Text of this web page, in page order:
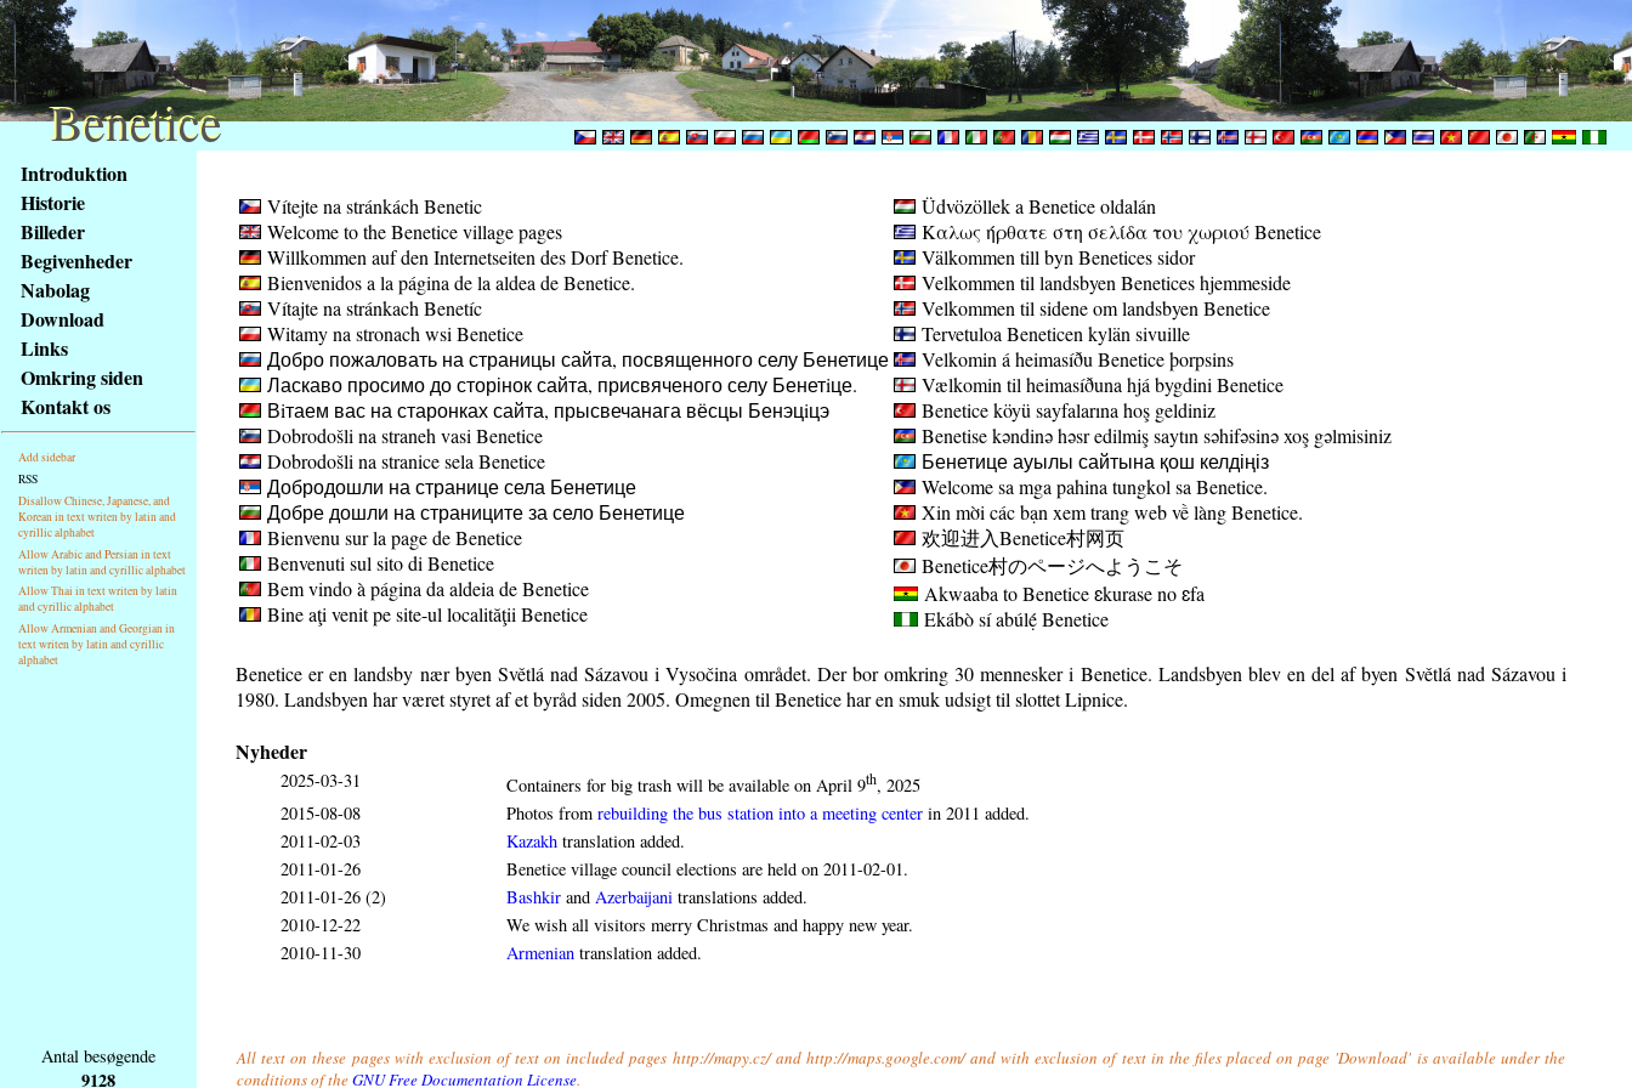
obsah
stránky
Klávesové
zkratky
tomto
webu
základní
Hlavní
strana
Introduktion
Historie
Billeder
Begivenheder
Nabolag
Download
Links
Omkring siden
Kontakt os
Add sidebar
RSS
Disallow Chinese, Japanese, and
Korean in text writen by latin and
cyrillic alphabet
Allow Arabic and Persian in text
writen by latin and cyrillic alphabet
Allow Thai in text writen by latin
and cyrillic alphabet
Allow Armenian and Georgian in
text writen by latin and cyrillic
alphabet
Vítejte na stránkách Benetic
Welcome to the Benetice village pages
Willkommen auf den Internetseiten des Dorf Benetice.
Bienvenidos a la página de la aldea de Benetice.
Vítajte na stránkach Benetíc
Witamy na stronach wsi Benetice
Добро пожаловать на страницы сайта, посвященного селу Бенетице
Ласкаво просимо до сторінок сайта, присвяченого селу Бенетiце.
Вiтаем вас на старонках сайта, прысвечанага вёсцы Бенэцiцэ
Dobrodošli na straneh vasi Benetice
Dobrodošli na stranice sela Benetice
Добродошли на странице села Бенетице
Добре дошли на страниците за село Бенетице
Bienvenu sur la page de Benetice
Benvenuti sul sito di Benetice
Bem vindo à página da aldeia de Benetice
Bine aţi venit pe site-ul localităţii Benetice
Üdvözöllek a Benetice oldalán
Καλως ήρθατε στη σελίδα του χωριού Benetice
Välkommen till byn Benetices sidor
Velkommen til landsbyen Benetices hjemmeside
Velkommen til sidene om landsbyen Benetice
Tervetuloa Beneticen kylän sivuille
Velkomin á heimasíðu Benetice þorpsins
Vælkomin til heimasíðuna hjá bygdini Benetice
Benetice köyü sayfalarına hoş geldiniz
Benetise kəndinə həsr edilmiş saytın səhifəsinə xoş gəlmisiniz
Бенетице ауылы сайтына қош келдіңіз
Welcome sa mga pahina tungkol sa Benetice.
Xin mời các bạn xem trang web về làng Benetice.
欢迎进入Benetice村网页
Benetice村のページへようこそ
Akwaaba to Benetice ɛkurase no ɛfa
Ekábò sí abúlẹ́Benetice
Benetice er en landsby nær byen Světlá nad Sázavou i Vysočina området. Der bor omkring 30 mennesker i Benetice. Landsbyen blev en del af byen Světlá nad Sázavou i
1980. Landsbyen har været styret af et byråd siden 2005. Omegnen til Benetice har en smuk udsigt til slottet Lipnice.
Nyheder
2025-03-31 Containers for big trash will be available on April 9th, 2025
2015-08-08
Photos from rebuilding the bus station into a meeting center in 2011 added.
2011-02-03
Kazakh translation added.
2011-01-26
Benetice village council elections are held on 2011-02-01.
2011-01-26 (2)
Bashkir and Azerbaijani translations added.
2010-12-22
We wish all visitors merry Christmas and happy new year.
2010-11-30
Armenian translation added.
Antal besøgende
9128
All text on these pages with exclusion of text on included pages http://mapy.cz/ and http://maps.google.com/ and with exclusion of text in the files placed on page 'Download' is available under the
conditions of theGNU Free Documentation License.
Benetice
Benetice